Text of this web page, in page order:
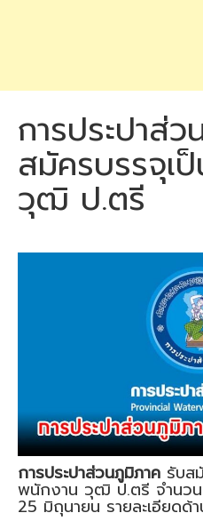
การประปาส่
สมัครบรรจุเ
วุฒิ ป.ตรี
การประปาส่วนภูมิภาค รับส
พนักงาน วุฒิ ป.ตรี จำนว
25 มิถุนายน รายละเอียดด้